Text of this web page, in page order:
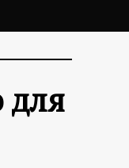
для